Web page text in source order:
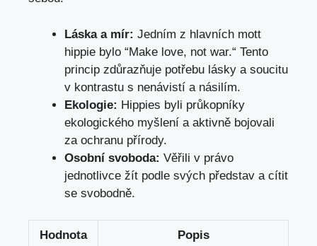
Láska a mír: Jedním z hlavních mott
hippie ⁣bylo ⁤“Make love, not war.“ Tento
princip zdůrazňuje potřebu lásky a soucitu
v‍ kontrastu s nenávistí a ‌násilím.
Ekologie: Hippies⁣ byli průkopníky
ekologického myšlení a aktivně ⁣bojovali​
za‌ ochranu přírody.
Osobní svoboda: Věřili v právo
jednotlivce žít podle svých představ⁤ a cítit‌
se svobodně.
Hodnota Popis